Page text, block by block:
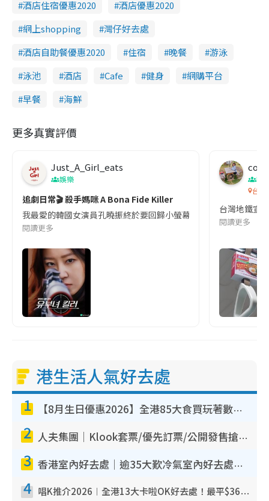
酒店住宿優惠2020
酒店優惠2020
網上shopping
灣仔好去處
酒店自助餐優惠2020
住宿 晚餐
游泳
泳池
酒店 Cafe 健身
網購平台
早餐
海鮮
更多真實評價
Just_A_Girl_eats
娛樂
追劇日常🎬 殺手媽咪 A Bona Fide Killer
我最愛的韓國女演員孔曉振終於要回歸小螢幕啦!這次的劇本改編
閱讀更多
co
吹
台灣
台灣地鐵宣
閱讀更多
港生活人氣好去處
1 【8月生日優惠2026】全港85大食買玩著數攻略 自助餐/火鍋放題同行免費＋誠品/DONKI送現金券
2 人夫集團｜Klook套票/優先訂票/公開發售搶飛攻略！附票價.購票連結.場地座位表
3 香港室內好去處｜逾35大歎冷氣室內好去處推介 室內活動免費避雨無懼落雨
4 唱K推介2026︱全港13大卡啦OK好去處！最平$36起 日文K都有！(附地址+收費詳情)